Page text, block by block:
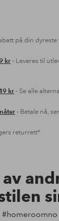
på din dyreste
kr- Leveres til
kr- Se alle
- Betale nå,
returrett*
#homeroomno